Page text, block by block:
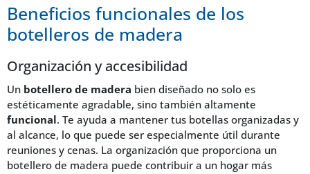
Beneficios funcionales de los
botelleros de madera
Organización y accesibilidad
Un botellero de madera bien diseñado no solo es
estéticamente agradable, sino también altamente
funcional. Te ayuda a mantener tus botellas organizadas y
al alcance, lo que puede ser especialmente útil durante
reuniones y cenas. La organización que proporciona un
botellero de madera puede contribuir a un hogar más